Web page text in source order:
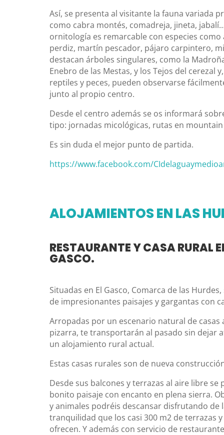
Así, se presenta al visitante la fauna variada
como cabra montés, comadreja, jineta,
ornitología es remarcable con especies
perdiz, martín pescador, pájaro carpintero,
destacan árboles singulares, como la
Enebro de las Mestas, y los Tejos del cerezal
reptiles y peces, pueden observarse
junto al propio centro.
Desde el centro además se os informará
tipo: jornadas micológicas, rutas en
Es sin duda el mejor punto de partida.
https://www.facebook.com/
ALOJAMIENTOS EN LAS
RESTAURANTE Y CASA RURAL
GASCO.
Situadas en El Gasco, Comarca de las
de impresionantes paisajes y gargantas con
Arropadas por un escenario natural de casas
pizarra, te transportarán al pasado sin dejar
un alojamiento rural actual.
Estas casas rurales son de nueva
Desde sus balcones y terrazas al aire libre
bonito paisaje con encanto en plena sierra.
y animales podréis descansar disfrutando de
tranquilidad que los casi 300 m2 de terrazas
ofrecen. Y además con servicio de